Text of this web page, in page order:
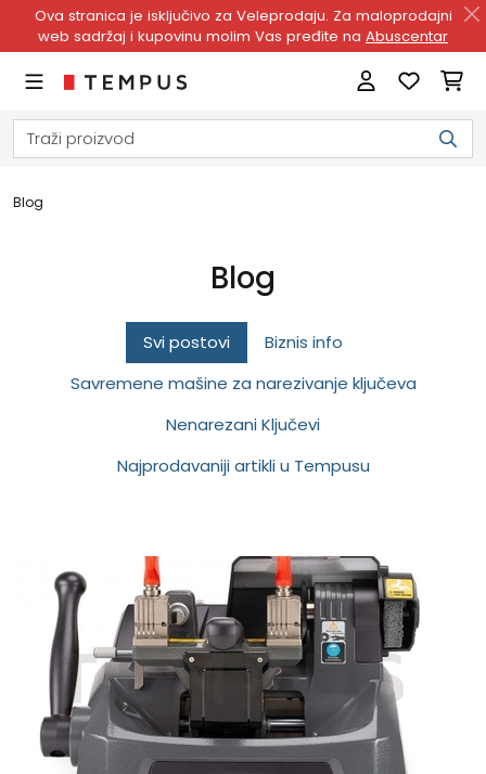
Ova stranica je isključivo za Veleprodaju. Za maloprodajni
web sadržaj i kupovinu molim Vas pređite na Abuscentar
Blog
Blog
Svi postovi
Biznis info
Savremene mašine za narezivanje ključeva
Nenarezani Ključevi
Najprodavaniji artikli u Tempusu